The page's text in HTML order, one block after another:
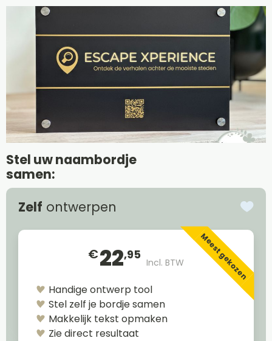
Stel uw naambordje
samen:
Zelf ontwerpen
€22,95
Incl. BTW Meest gekozen
Handige ontwerp tool
Stel zelf je bordje samen
Makkelijk tekst opmaken
Zie direct resultaat